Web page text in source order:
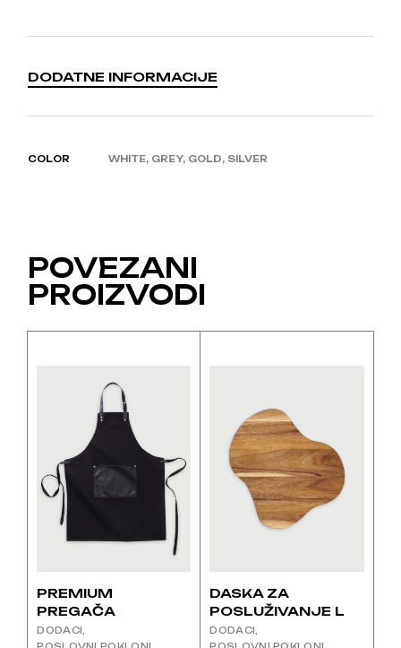
DODATNE INFORMACIJE
COLOR WHITE, GREY, GOLD, SILVER
POVEZANI
PROIZVODI
PREMIUM
PREGAČA
DODACI
ima
odabrati
na
stranici
proizvoda
DASKA ZA
POSLUŽIVANJE L
DODACI